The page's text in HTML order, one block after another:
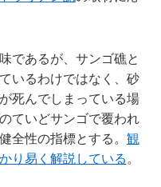
であるが、サンゴ礁と
いるわけではなく、砂
死んでしまっている場
ていどサンゴで覆われ
全性の指標とする。 観
り易く解説している 。